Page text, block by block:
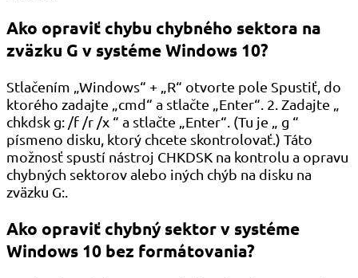
Ako opraviť chybu chybného sektora na
zväzku G v systéme Windows 10?
Stlačením „Windows“ + „R“ otvorte pole Spustiť, do
ktorého zadajte „cmd“ a stlačte „Enter“. 2. Zadajte „
chkdsk g: /f /r /x “ a stlačte „Enter“. (Tu je „ g “
písmeno disku, ktorý chcete skontrolovať.) Táto
možnosť spustí nástroj CHKDSK na kontrolu a opravu
chybných sektorov alebo iných chýb na disku na
zväzku G:.
Ako opraviť chybný sektor v systéme
Windows 10 bez formátovania?